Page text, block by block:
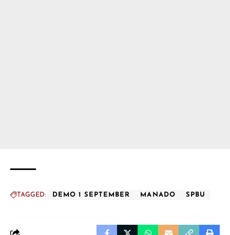
TAGGED: DEMO 1 SEPTEMBER MANADO SPBU